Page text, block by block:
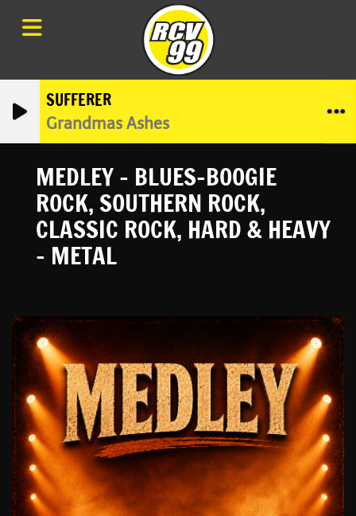
SUFFERER
Grandmas Ashes
MEDLEY - BLUES-BOOGIE
ROCK, SOUTHERN ROCK,
CLASSIC ROCK, HARD & HEAVY
- METAL